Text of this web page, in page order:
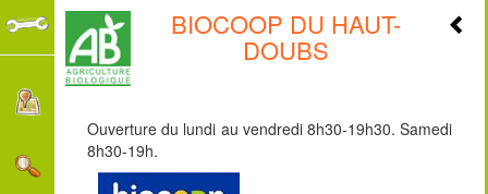
BIOCOOP DU HAUT-
DOUBS
Ouverture du lundi au vendredi 8h30-19h30. Samedi
8h30-19h.
+